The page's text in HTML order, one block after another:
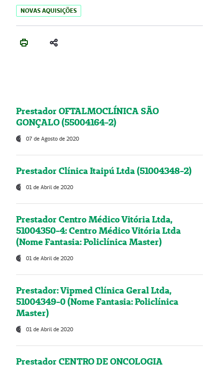
NOVAS AQUISIÇÕES
Prestador OFTALMOCLÍNICA SÃO
GONÇALO (55004164-2)
07 de Agosto de 2020
Prestador Clínica Itaipú Ltda (51004348-2)
01 de Abril de 2020
Prestador Centro Médico Vitória Ltda,
51004350-4: Centro Médico Vitória Ltda
(Nome Fantasia: Policlínica Master)
01 de Abril de 2020
Prestador: Vipmed Clínica Geral Ltda,
51004349-0 (Nome Fantasia: Policlínica
Master)
01 de Abril de 2020
Prestador CENTRO DE ONCOLOGIA